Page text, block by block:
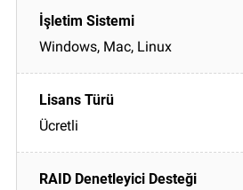
Windows, Mac, Linux
Ücretli